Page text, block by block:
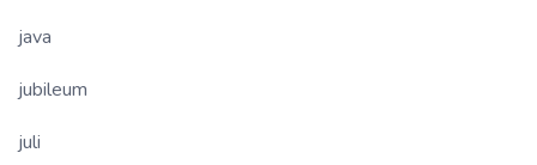
java
jubileum
juli